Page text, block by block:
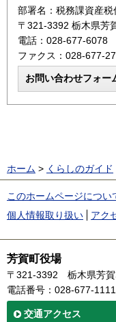
部署名：税務課資産税
〒321-3392 栃木県芳
電話：028-677-6078
ファクス：028-677-
ホーム > くらしのガイド
このホームページについ
個人情報取り扱い
アク
芳賀町役場
〒321-3392
栃木県芳
電話番号：028-677-1111
交通アクセス